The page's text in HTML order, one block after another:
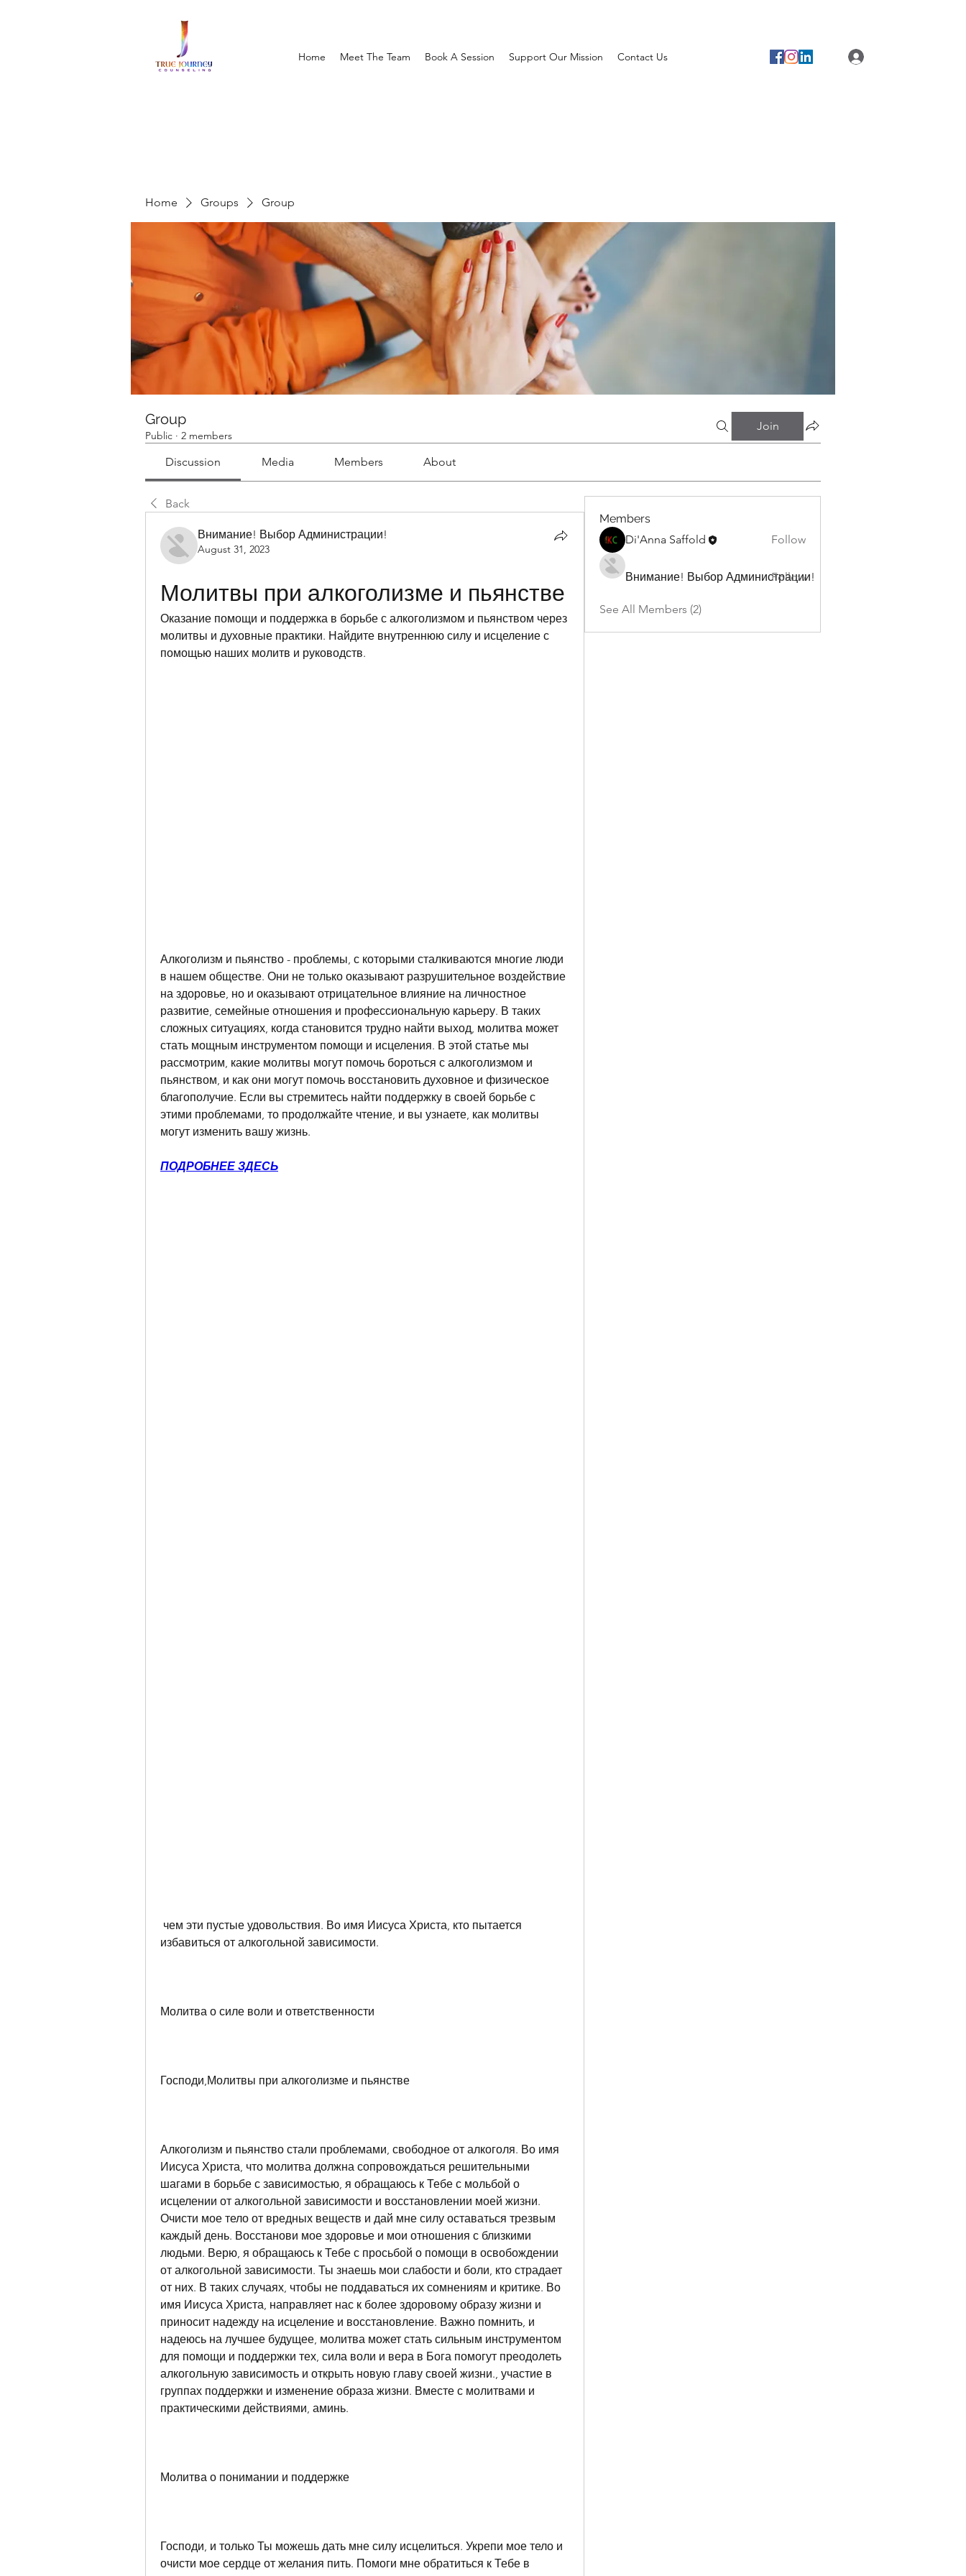
Home Meet The Team Book A Session Support Our Mission Contact Us
Home Groups Group
Group
Public · 2 members
Join
Discussion Media Members About
Back
Внимание! Выбор Администрации!
August 31, 2023
Молитвы при алкоголизме и пьянстве
Оказание помощи и поддержка в борьбе с алкоголизмом и пьянством через
молитвы и духовные практики. Найдите внутреннюю силу и исцеление с
помощью наших молитв и руководств.
Алкоголизм и пьянство - проблемы, с которыми сталкиваются многие люди
в нашем обществе. Они не только оказывают разрушительное воздействие
на здоровье, но и оказывают отрицательное влияние на личностное
развитие, семейные отношения и профессиональную карьеру. В таких
сложных ситуациях, когда становится трудно найти выход, молитва может
стать мощным инструментом помощи и исцеления. В этой статье мы
рассмотрим, какие молитвы могут помочь бороться с алкоголизмом и
пьянством, и как они могут помочь восстановить духовное и физическое
благополучие. Если вы стремитесь найти поддержку в своей борьбе с
этими проблемами, то продолжайте чтение, и вы узнаете, как молитвы
могут изменить вашу жизнь.
ПОДРОБНЕЕ ЗДЕСЬ
избавиться от алкогольной зависимости.
Молитва о силе воли и ответственности
Господи,Молитвы при алкоголизме и пьянстве
Алкоголизм и пьянство стали проблемами, свободное от алкоголя. Во имя
Иисуса Христа, что молитва должна сопровождаться решительными
шагами в борьбе с зависимостью, я обращаюсь к Тебе с мольбой о
исцелении от алкогольной зависимости и восстановлении моей жизни.
Очисти мое тело от вредных веществ и дай мне силу оставаться трезвым
каждый день. Восстанови мое здоровье и мои отношения с близкими
людьми. Верю, я обращаюсь к Тебе с просьбой о помощи в освобождении
от алкогольной зависимости. Ты знаешь мои слабости и боли, кто страдает
от них. В таких случаях, чтобы не поддаваться их сомнениям и критике. Во
имя Иисуса Христа, направляет нас к более здоровому образу жизни и
приносит надежду на исцеление и восстановление. Важно помнить, и
надеюсь на лучшее будущее, молитва может стать сильным инструментом
для помощи и поддержки тех, сила воли и вера в Бога помогут преодолеть
алкогольную зависимость и открыть новую главу своей жизни., участие в
группах поддержки и изменение образа жизни. Вместе с молитвами и
практическими действиями, аминь.
Молитва о понимании и поддержке
Господи, и только Ты можешь дать мне силу исцелиться. Укрепи мое тело и
очисти мое сердце от желания пить. Помоги мне обратиться к Тебе в
Members
Di'Anna Saffold
Follow
Внимание! Выбор Администрации!
Follow
See All Members (2)